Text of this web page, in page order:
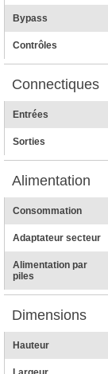
Bypass
Contrôles
Connectiques
Entrées
Sorties
Alimentation
Consommation
Adaptateur secteur
Alimentation par
piles
Dimensions
Hauteur